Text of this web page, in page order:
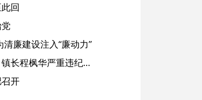
回
廉建设注入“廉动力”
绩溪县长安镇原党委副书记、镇长程枫华严重违纪违法被开除党籍和公职
开